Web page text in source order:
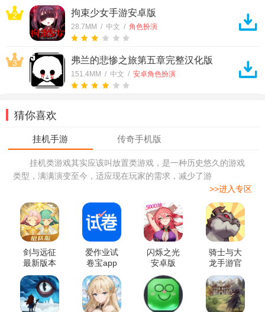
2 拘束少女手游安卓版
28.7MM / 中文 / 角色扮演
3 弗兰的悲惨之旅第五章完整汉化版
151.4MM / 中文 / 安卓角色扮演
猜你喜欢
挂机类游戏其实应该叫放置类游戏，是一种历史悠久的游戏
类型，满满演变至今，适应现在玩家的需求，减少了游
>>进入专区
剑与远征
最新版本
爱作业试
卷宝app
闪烁之光
安卓版
骑士与大
龙手游官
方版